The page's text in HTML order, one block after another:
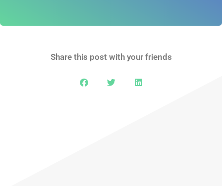
Share this post with your friends